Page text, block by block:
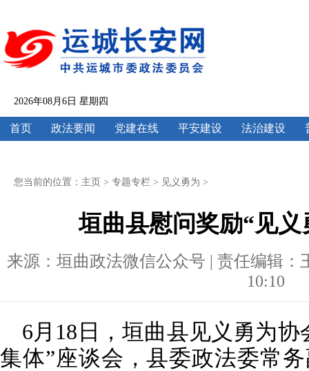
2026年08月6日 星期四
首页 政法要闻 党建在线 平安建设 法治建设
您当前的位置： 主页 > 专题专栏 > 见义勇为 >
垣曲县慰问奖励“见
来源：垣曲政法微信公众号 | 责任编辑：
10:10
6月18日，垣曲县见义勇为
集体”座谈会，县委政法委常